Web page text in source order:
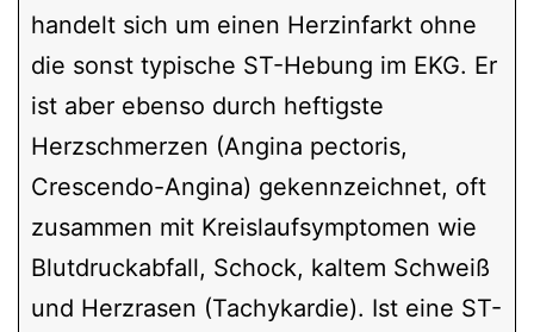
handelt sich um einen Herzinfarkt ohne
die sonst typische ST-Hebung im EKG. Er
ist aber ebenso durch heftigste
Herzschmerzen (Angina pectoris,
Crescendo-Angina) gekennzeichnet, oft
zusammen mit Kreislaufsymptomen wie
Blutdruckabfall, Schock, kaltem Schweiß
und Herzrasen (Tachykardie). Ist eine ST-